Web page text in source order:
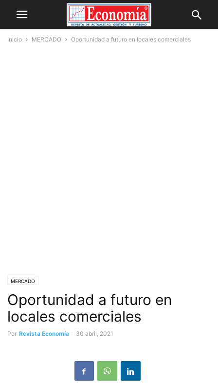
Inicio MERCADO Oportunidad a futuro en locales comerciales
MERCADO
Oportunidad a futuro en
locales comerciales
Por Revista Economía - 30 abril, 2021